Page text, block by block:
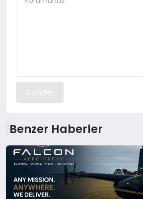
Gönder
Benzer Haberler